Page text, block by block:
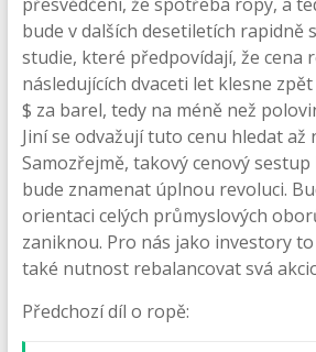
bude v dalších desetiletích rapidně
studie, které předpovídají, že cena
následujících dvaceti let klesne
$ za barel, tedy na méně než
Jiní se odvažují tuto cenu hledat až
Samozřejmě, takový cenový
bude znamenat úplnou revoluci.
orientaci celých průmyslových
zaniknou. Pro nás jako investory
také nutnost rebalancovat svá
Předchozí díl o ropě: